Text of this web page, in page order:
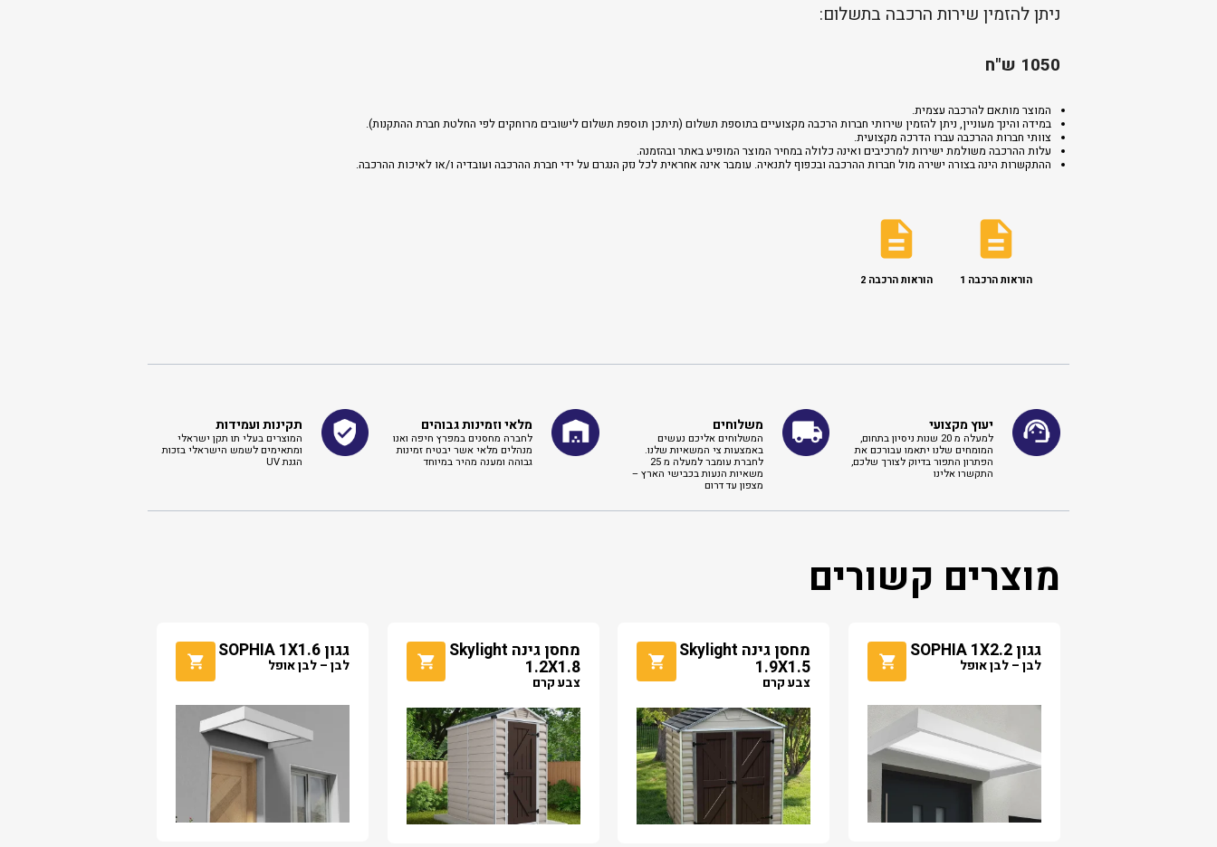
ניתן להזמין שירות הרכבה בתשלום:
1050 ש"ח
המוצר מותאם להרכבה עצמית.
במידה והינך מעוניין, ניתן להזמין שירותי חברות הרכבה מקצועיים בתוספת תשלום (תיתכן תוספת תשלום לישובים מרוחקים לפי החלטת חברת ההתקנות).
צוותי חברות ההרכבה עברו הדרכה מקצועית.
עלות ההרכבה משולמת ישירות למרכיבים ואינה כלולה במחיר המוצר המופיע באתר ובהזמנה.
ההתקשרות הינה בצורה ישירה מול חברות ההרכבה ובכפוף לתנאיה. עומבר אינה אחראית לכל נזק הנגרם על ידי חברת ההרכבה ועובדיה ו/או לאיכות ההרכבה.
הוראות הרכבה 1 הוראות הרכבה 2
יעוץ מקצועי
למעלה מ 20 שנות ניסיון בתחום,
המומחים שלנו יתאמו עבורכם את
הפתרון התפור בדיוק לצורך שלכם,
התקשרו אלינו ​
משלוחים
המשלוחים אליכם נעשים
באמצעות צי המשאיות שלנו.
לחברת עומבר למעלה מ 25
משאיות הנעות בכבישי הארץ –
מצפון עד דרום
מלאי וזמינות גבוהים
לחברה מחסנים במפרץ חיפה ואנו
מנהלים מלאי אשר יבטיח זמינות
גבוהה ומענה מהיר במיוחד
תקינות ועמידות
המוצרים בעלי תו תקן ישראלי
ומתאימים לשמש הישראלי בזכות
הגנת UV
מוצרים קשורים
גגון SOPHIA 1X2.2
לבן – לבן אופל
מחסן גינה Skylight
1.9X1.5
צבע קרם
מחסן גינה Skylight
1.2X1.8
צבע קרם
גגון SOPHIA 1X1.6
לבן – לבן אופל